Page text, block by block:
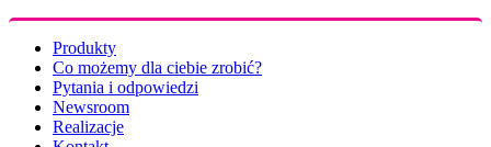
Produkty
Co możemy dla ciebie zrobić?
Pytania i odpowiedzi
Newsroom
Realizacje